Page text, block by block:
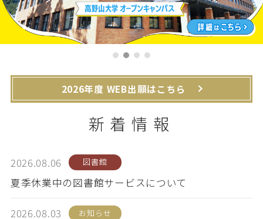
学生生活
受験生の方 在学生の方
保護者の方
企業・一般の方
2026年度 WEB出願はこちら
新着情報
2026.08.06 図書館
夏季休業中の図書館サービスについて
2026.08.03 お知らせ